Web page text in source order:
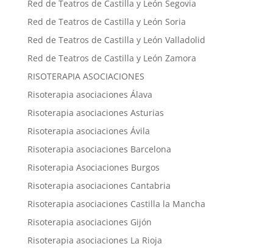
Red de Teatros de Castilla y León Segovia
Red de Teatros de Castilla y León Soria
Red de Teatros de Castilla y León Valladolid
Red de Teatros de Castilla y León Zamora
RISOTERAPIA ASOCIACIONES
Risoterapia asociaciones Álava
Risoterapia asociaciones Asturias
Risoterapia asociaciones Ávila
Risoterapia asociaciones Barcelona
Risoterapia Asociaciones Burgos
Risoterapia asociaciones Cantabria
Risoterapia asociaciones Castilla la Mancha
Risoterapia asociaciones Gijón
Risoterapia asociaciones La Rioja